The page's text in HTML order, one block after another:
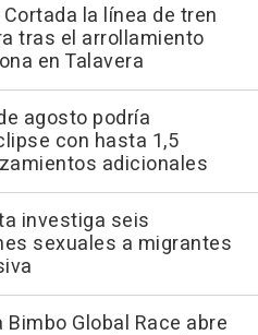
la línea de tren
tras el arrollamiento
en Talavera
agosto podría
con hasta 1,5
adicionales
investiga seis
sexuales a migrantes
Global Race abre